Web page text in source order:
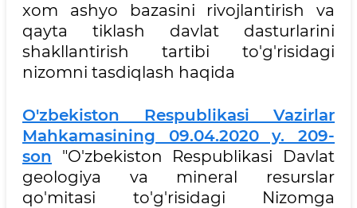
xom ashyo bazasini rivojlantirish va
qayta tiklash davlat dasturlarini
shakllantirish tartibi to'g'risidagi
nizomni tasdiqlash haqida
O'zbekiston Respublikasi Vazirlar
Mahkamasining 09.04.2020 y. 209-
son "O'zbekiston Respublikasi Davlat
geologiya va mineral resurslar
qo'mitasi to'g'risidagi Nizomga